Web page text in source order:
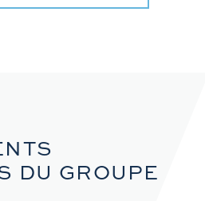
DU GROUPE